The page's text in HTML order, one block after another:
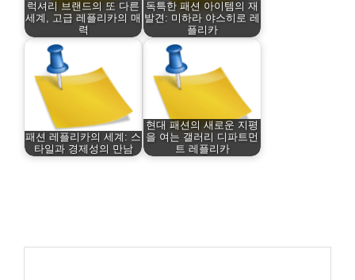
럭셔리 브랜드의 또 다른
세계, 고급 레플리카의 매
력
독특한 패션 아이템의 재
발견: 미하라 야스히로 레
플리카
패션 레플리카의 세계: 스
타일과 경제성의 만남
현대 패션의 새로운 지평
을 여는 갤러리 디파트먼
트 레플리카